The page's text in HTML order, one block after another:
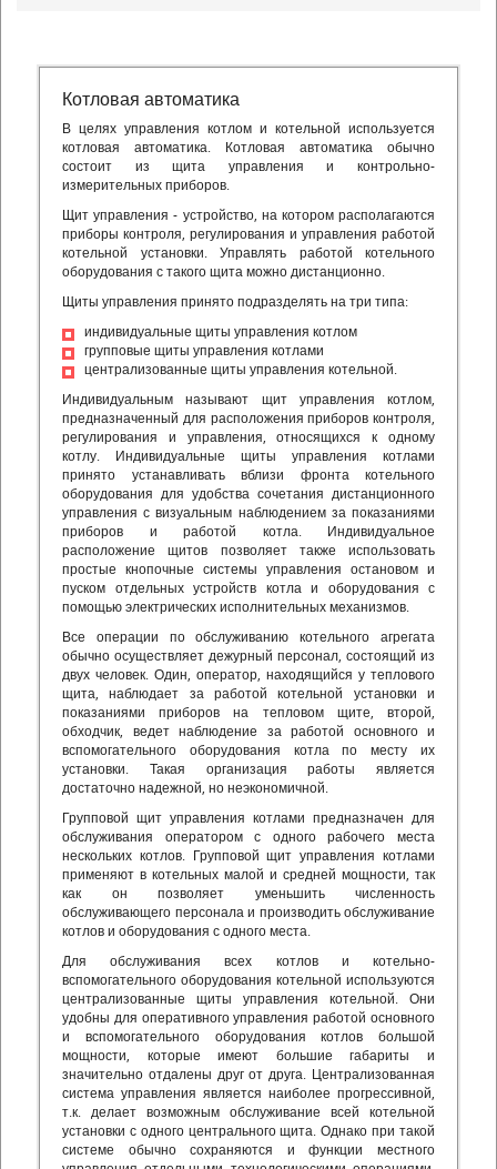
Котловая автоматика
В целях управления котлом и котельной используется
котловая автоматика. Котловая автоматика обычно
состоит из щита управления и контрольно-
измерительных приборов.
Щит управления - устройство, на котором располагаются
приборы контроля, регулирования и управления работой
котельной установки. Управлять работой котельного
оборудования с такого щита можно дистанционно.
Щиты управления принято подразделять на три типа:
индивидуальные щиты управления котлом
групповые щиты управления котлами
централизованные щиты управления котельной.
Индивидуальным называют щит управления котлом,
предназначенный для расположения приборов контроля,
регулирования и управления, относящихся к одному
котлу. Индивидуальные щиты управления котлами
принято устанавливать вблизи фронта котельного
оборудования для удобства сочетания дистанционного
управления с визуальным наблюдением за показаниями
приборов и работой котла. Индивидуальное
расположение щитов позволяет также использовать
простые кнопочные системы управления остановом и
пуском отдельных устройств котла и оборудования с
помощью электрических исполнительных механизмов.
Все операции по обслуживанию котельного агрегата
обычно осуществляет дежурный персонал, состоящий из
двух человек. Один, оператор, находящийся у теплового
щита, наблюдает за работой котельной установки и
показаниями приборов на тепловом щите, второй,
обходчик, ведет наблюдение за работой основного и
вспомогательного оборудования котла по месту их
установки. Такая организация работы является
достаточно надежной, но неэкономичной.
Групповой щит управления котлами предназначен для
обслуживания оператором с одного рабочего места
нескольких котлов. Групповой щит управления котлами
применяют в котельных малой и средней мощности, так
как он позволяет уменьшить численность
обслуживающего персонала и производить обслуживание
котлов и оборудования с одного места.
Для обслуживания всех котлов и котельно-
вспомогательного оборудования котельной используются
централизованные щиты управления котельной. Они
удобны для оперативного управления работой основного
и вспомогательного оборудования котлов большой
мощности, которые имеют большие габариты и
значительно отдалены друг от друга. Централизованная
система управления является наиболее прогрессивной,
т.к. делает возможным обслуживание всей котельной
установки с одного центрального щита. Однако при такой
системе обычно сохраняются и функции местного